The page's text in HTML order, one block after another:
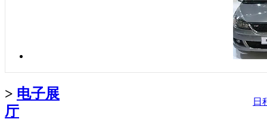
> 电子展
厅
日